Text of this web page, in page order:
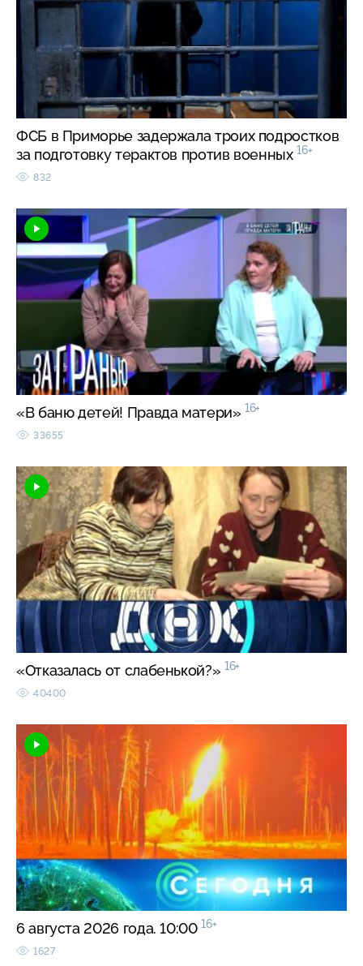
ФСБ в Приморье задержала троих подростков
за подготовку терактов против военных 16+
832
«В баню детей! Правда матери» 16+
33655
«Отказалась от слабенькой?» 16+
40400
6 августа 2026 года. 10:00 16+
1627